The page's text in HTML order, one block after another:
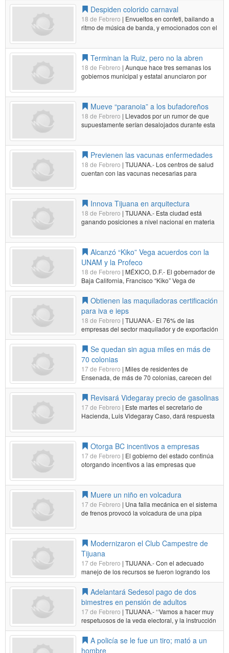
si será aceptada o rechazada tal solicitud. Tras
escuchar los planteamientos…Leer más...
Despiden colorido carnaval
18 de Febrero | Envueltos en confeti, bailando a
ritmo de música de banda, y emocionados con el
del Carnaval de Ensenada "Historias y Leyendas
de…Leer más...
Terminan la Ruiz, pero no la abren
18 de Febrero | Aunque hace tres semanas los
gobiernos municipal y estatal anunciaron por
utilizada, por lo que residentes de distintas
colonias de la zona deben…Leer más...
Mueve “paranoia” a los bufadoreños
18 de Febrero | Llevados por un rumor de que
supuestamente serían desalojados durante esta
caso de que llegara alguna unidad de seguridad
pública. Darvy Batallar…Leer más...
Previenen las vacunas enfermedades
18 de Febrero | TIJUANA.- Los centros de salud
cuentan con las vacunas necesarias para
tétanos y tosferina. Así lo afirmó Héctor Zepeda
Cisne-ros, titular de la… Leer más...
Innova Tijuana en arquitectura
18 de Febrero | TIJUANA.- Esta ciudad está
ganando posiciones a nivel nacional en materia
muriendo y se han vuelto obras funcionales. Así
lo afirmó Zurizaid Morales Padilla,…Leer más...
Alcanzó “Kiko” Vega acuerdos con la
UNAM y la Profeco
18 de Febrero | MÉXICO, D.F.- El gobernador de
Baja California, Francisco “Kiko” Vega de
Lamadrid, sostuvo este martes sendas reuniones
con el rector de la Universidad Nacional
Autónoma de México, José Narro Robles, así
como con la procuradora federal del…
más...
Obtienen las maquiladoras certificación
para iva e ieps
18 de Febrero | TIJUANA.- El 76% de las
empresas del sector maquilador y de exportación
de Baja California han obtenido la certificación
para el no pago del IVA e IEPS a importaciones
temporales, y en Tijuana representa el 77% de
las solicitantes, según datos de…
Se quedan sin agua miles en más de
70 colonias
17 de Febrero | Miles de residentes de
Ensenada, de más de 70 colonias, carecen del
suministro de agua luego de que, una vez más, la
línea tres sufriera una avería. La madrugada de
este lunes, residentes de la zona reportaron la
fuga de agua; aseguran que desde…Leer más...
Revisará Videgaray precio de gasolinas
17 de Febrero | Este martes el secretario de
Hacienda, Luis Videgaray Caso, dará respuesta
solicitaron se reduzca el precio de la gasolina en
Ensenada para igualarlas a las tarifas de…
más...
Otorga BC incentivos a empresas
17 de Febrero | El gobierno del estado continúa
otorgando incentivos a las empresas que
establecido en la Cruzada por el Empleo y el
Crecimiento Económico de Baja California…
Leer más...
Muere un niño en volcadura
17 de Febrero | Una falla mecánica en el sistema
de frenos provocó la volcadura de una pipa
años, así como lesiones en tres menores de edad
y dos adultos. El infante de…Leer más...
Modernizaron el Club Campestre de
Tijuana
17 de Febrero | TIJUANA.- Con el adecuado
manejo de los recursos se fueron logrando los
objetivos que derivaron en la transformación y
por ende la modernización del Club Campestre
Tijuana (CTC), subrayó Arturo González Cruz,
presidente del Consejo Directivo del…
más...
Adelantará Sedesol pago de dos
bimestres en pensión de adultos
17 de Febrero | TIJUANA.- ‘‘Vamos a hacer muy
respetuosos de la veda electoral, y la instrucción
del presidente Enrique Peña Nieto es ver la
posibilidad de que, a finales de marzo, podamos
adelantar los siguientes cuatro meses el pago de
A policía se le fue un tiro; mató a un
hombre